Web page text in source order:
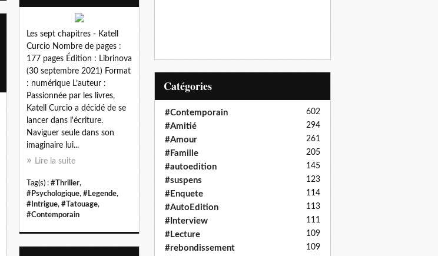
Les sept chapitres - Katell
Curcio Nombre de pages :
177 pages Édition : Librinova
(30 septembre 2021) Format
: numérique L’auteur :
Passionnée par les livres,
Katell Curcio a décidé de se
lancer dans l'écriture.
Naviguer seule dans son
imaginaire lui...
Lire la suite
Tag(s) : #Thriller,
#Psychologique, #Legende,
#Intrigue, #Tatouage,
#Contemporain
Catégories
#Contemporain 602
#Amitié 294
#Amour 261
#Famille 205
#autoedition 145
#suspens 123
#Enquete 114
#AutoEdition 113
#Interview 111
#Lecture 109
#rebondissement 109